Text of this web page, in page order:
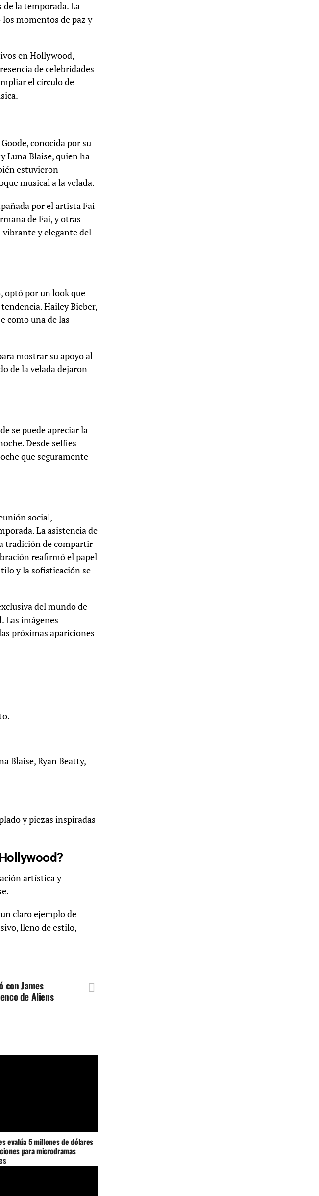
la temporada. La
momentos de paz y
en Hollywood,
de celebridades
el círculo de
conocida por su
Luna Blaise, quien ha
estuvieron
musical a la velada.
por el artista Fai
de Fai, y otras
y elegante del
optó por un look que
Hailey Bieber,
como una de las
mostrar su apoyo al
de la velada dejaron
se puede apreciar la
Desde selfies
que seguramente
social,
La asistencia de
tradición de compartir
reafirmó el papel
y la sofisticación se
del mundo de
Las imágenes
próximas apariciones
Blaise, Ryan Beatty,
y piezas inspiradas
artística y
claro ejemplo de
lleno de estilo,
con James
de Aliens
evalúa 5 millones de dólares
para microdramas